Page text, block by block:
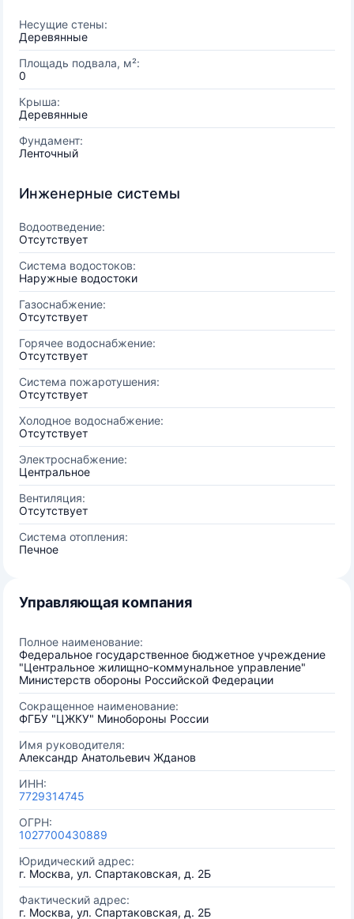
Несущие стены:
Деревянные
Площадь подвала, м²:
0
Крыша:
Деревянные
Фундамент:
Ленточный
Инженерные системы
Водоотведение:
Отсутствует
Система водостоков:
Наружные водостоки
Газоснабжение:
Отсутствует
Горячее водоснабжение:
Отсутствует
Система пожаротушения:
Отсутствует
Холодное водоснабжение:
Отсутствует
Электроснабжение:
Центральное
Вентиляция:
Отсутствует
Система отопления:
Печное
Управляющая компания
Полное наименование:
Федеральное государственное бюджетное учреждение
"Центральное жилищно-коммунальное управление"
Министерств обороны Российской Федерации
Сокращенное наименование:
ФГБУ "ЦЖКУ" Минобороны России
Имя руководителя:
Александр Анатольевич Жданов
ИНН:
7729314745
ОГРН:
1027700430889
Юридический адрес:
г. Москва, ул. Спартаковская, д. 2Б
Фактический адрес:
г. Москва, ул. Спартаковская, д. 2Б